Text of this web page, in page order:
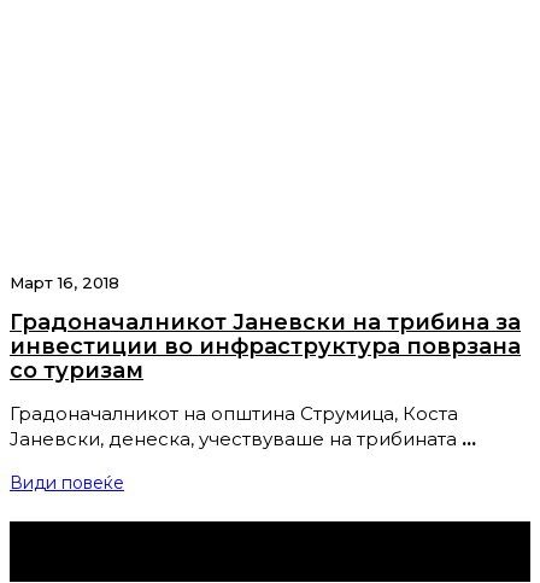
Март 16, 2018
Градоначалникот Јаневски на трибина за
инвестиции во инфраструктура поврзана
со туризам
Градоначалникот на општина Струмица, Коста
Јаневски, денеска, учествуваше на трибината …
Види повеќе